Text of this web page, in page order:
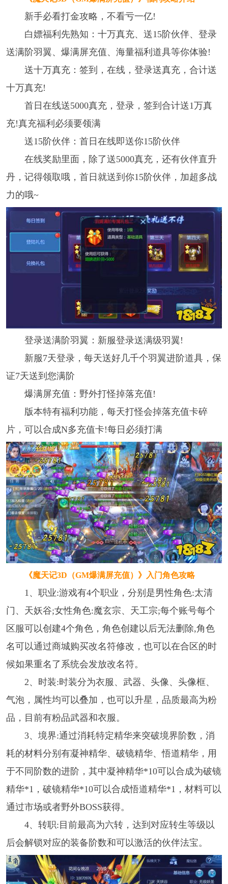
新手必看打金攻略，不看亏一亿!
白嫖福利先熟知：十万真充、送15阶伙伴、登录
送满阶羽翼、爆满屏充值、海量福利道具等你体验!
送十万真充：签到，在线，登录送真充，合计送
十万真充!
首日在线送5000真充，登录，签到合计送1万真
充!真充福利必须要领满
送15阶伙伴：首日在线即送你15阶伙伴
在线奖励里面，除了送5000真充，还有伙伴直升
丹，记得领取哦，首日就送到你15阶伙伴，加超多战
力的哦~
登录送满阶羽翼：新服登录送满级羽翼!
新服7天登录，每天送好几千个羽翼进阶道具，保
证7天送到您满阶
爆满屏充值：野外打怪掉落充值!
版本特有福利功能，每天打怪会掉落充值卡碎
片，可以合成N多充值卡!每日必须打满
《魔天记3D（GM爆满屏充值）》 入门角色攻略
1、职业:游戏有4个职业，分别是男性角色:太清
门、天妖谷;女性角色:魔玄宗、天工宗;每个账号每个
区服可以创建4个角色，角色创建以后无法删除,角色
名可以通过商城购买改名符修改，也可以在合区的时
候如果重名了系统会发放改名符。
2、时装:时装分为衣服、武器、头像、头像框、
气泡，属性均可以叠加，也可以升星，品质最高为粉
品，目前有粉品武器和衣服。
3、境界:通过消耗特定精华来突破境界阶数，消
耗的材料分别有凝神精华、破镜精华、悟道精华，用
于不同阶数的进阶，其中凝神精华*10可以合成为破镜
精华*1，破镜精华*10可以合成悟道精华*1，材料可以
通过市场或者野外BOSS获得。
4、转职:目前最高为六转，达到对应转生等级以
后会解锁对应的装备阶数和可以激活的伙伴法宝。